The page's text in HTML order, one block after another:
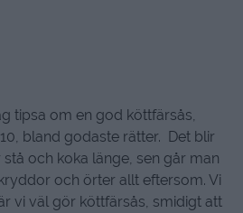
tipsa om en god köttfärsås,
bland godaste rätter. Det blir
och koka länge, sen går man
och örter allt eftersom. Vi
vi väl gör köttfärsås, smidigt att